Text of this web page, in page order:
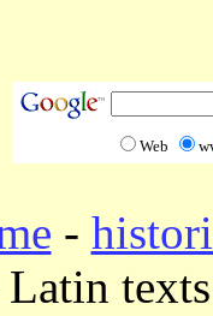
Web
-